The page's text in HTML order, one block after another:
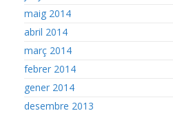
maig 2014
abril 2014
març 2014
febrer 2014
gener 2014
desembre 2013